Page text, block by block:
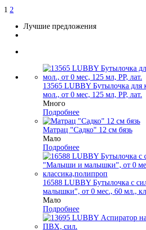
1 2
Лучшие предложения
13565 LUBBY Бутылочка для
мол., от 0 мес, 125 мл, PP, лат.
Много
Подробнее
Матрац "Садко" 12 см бязь
Мало
Подробнее
16588 LUBBY Бутылочка с
малышки", от 0 мес., 60 мл.,
Мало
Подробнее